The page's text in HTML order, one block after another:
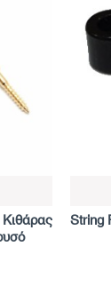
String